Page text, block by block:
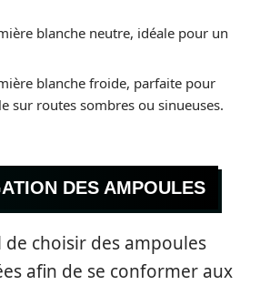
blanche neutre, idéale pour un
blanche froide, parfaite pour
sur routes sombres ou sinueuses.
DES AMPOULES
choisir des ampoules
afin de se conformer aux